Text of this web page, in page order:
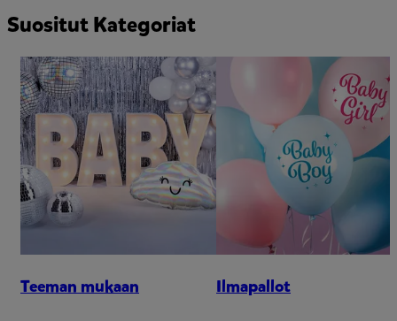
Suositut Kategoriat
Teeman mukaan Ilmapallot